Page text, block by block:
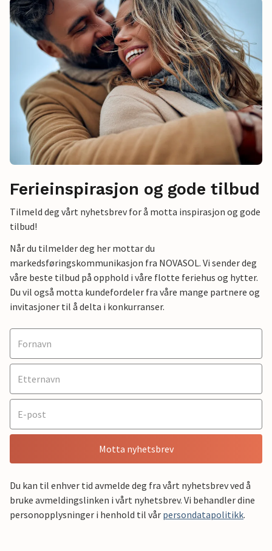
Ferieinspirasjon og gode tilbud
Tilmeld deg vårt nyhetsbrev for å motta inspirasjon og gode
tilbud!
Når du tilmelder deg her mottar du
markedsføringskommunikasjon fra NOVASOL. Vi sender deg
våre beste tilbud på opphold i våre flotte feriehus og hytter.
Du vil også motta kundefordeler fra våre mange partnere og
invitasjoner til å delta i konkurranser.
Motta nyhetsbrev
Du kan til enhver tid avmelde deg fra vårt nyhetsbrev ved å
bruke avmeldingslinken i vårt nyhetsbrev. Vi behandler dine
personopplysninger i henhold til vår persondatapolitikk.